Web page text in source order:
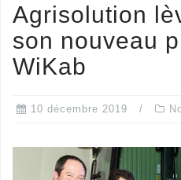
Agrisolution
son nouveau
WiKab
10 décembre 2019